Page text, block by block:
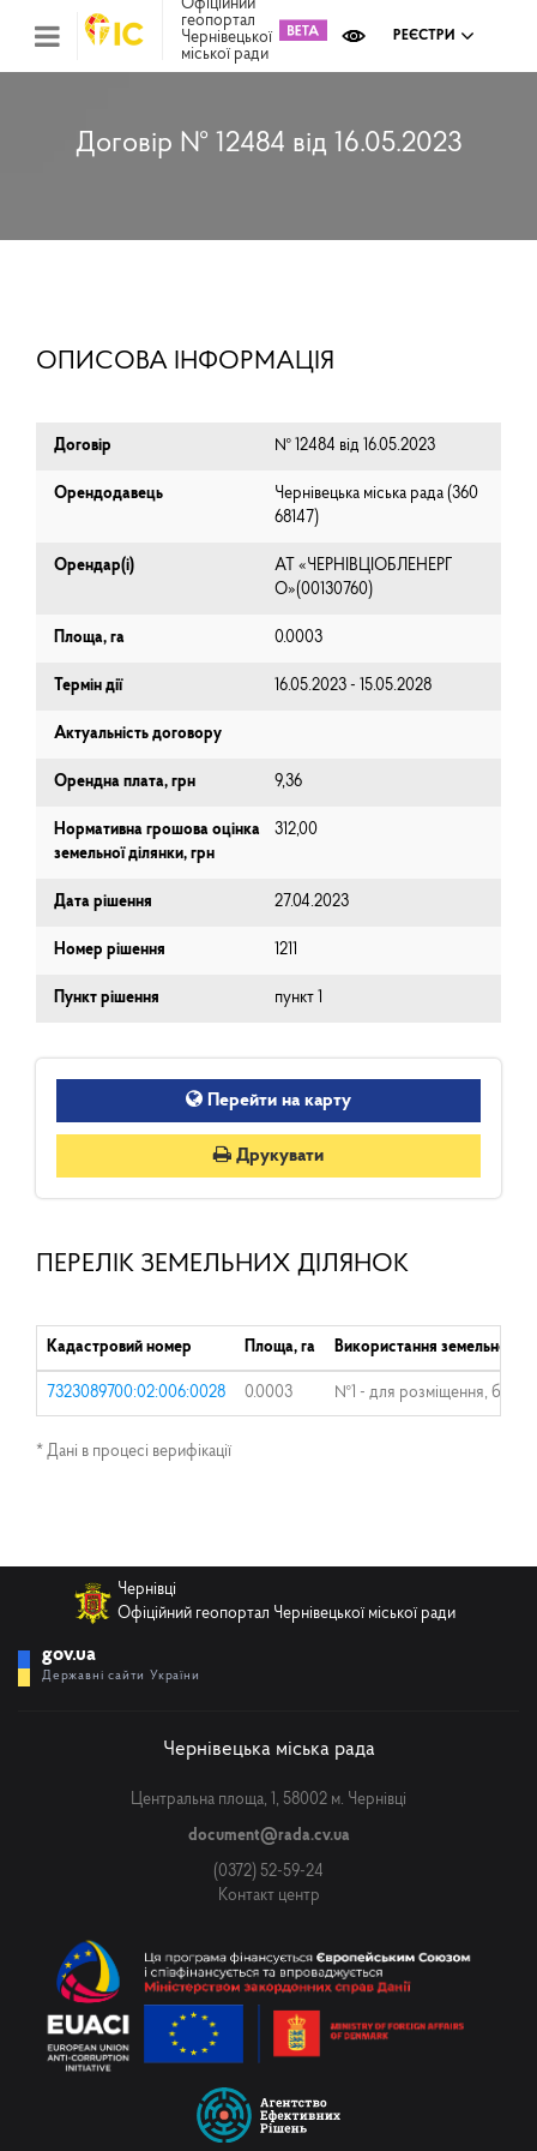
Офіційний
геопортал
Чернівецької
міської ради
РЕЄСТРИ
Договір № 12484 від 16.05.2023
ОПИСОВА ІНФОРМАЦІЯ
Договір № 12484 від 16.05.2023
Орендодавець
Чернівецька міська рада (⁨360
68147⁩)
Орендар(і)
АТ «ЧЕРНІВЦІОБЛЕНЕРГ
О»(00130760)
Площа, га 0.0003
Термін дії 16.05.2023 - 15.05.2028
Актуальність договору
Орендна плата, грн 9,36
Нормативна грошова оцінка
земельної ділянки, грн
312,00
Дата рішення 27.04.2023
Номер рішення 1211
Пункт рішення пункт 1
Перейти на карту
Друкувати
ПЕРЕЛІК ЗЕМЕЛЬНИХ ДІЛЯНОК
Кадастровий номер Площа, га Використання земельної
7323089700:02:006:0028 0.0003 №1 - для розміщення,
* Дані в процесі верифікації
Чернівці
Офіційний геопортал Чернівецької міської ради
gov.ua
Державні сайти України
Чернівецька міська рада
Центральна площа, 1, 58002 м. Чернівці
document@rada.cv.ua
(0372) 52-59-24
Контакт центр